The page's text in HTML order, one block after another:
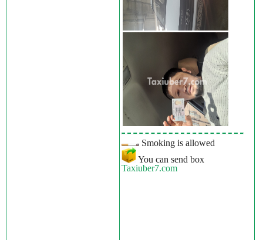
Smoking is allowed
You can send box
Taxiuber7.com